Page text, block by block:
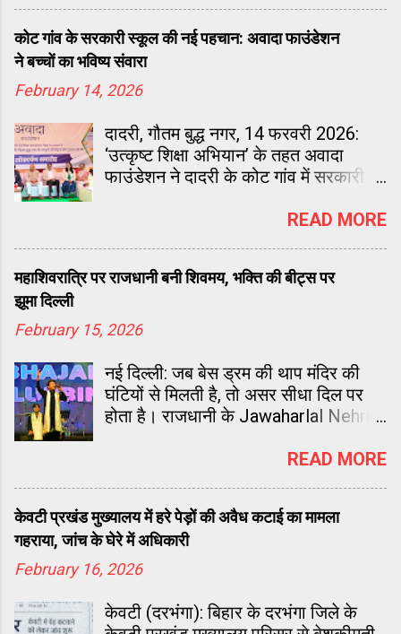
रिसर्च एंड स्टडीज के दीक्षांत समारोह में
केंद्रीय स्वास्थ्य
कोट गांव के सरकारी स्कूल की नई पहचान: अवादा फाउंडेशन
ने बच्चों का भविष्य संवारा
February 14, 2026
दादरी, गौतम बुद्ध नगर, 14 फरवरी 2026:
‘उत्कृष्ट शिक्षा अभियान’ के तहत अवादा
फाउंडेशन ने दादरी के कोट गांव में सरकारी
बुनियादी सुविधाओं को मजबूत कर आधुनिक
और प्रेरणादायक माहौल में पढ़ सकें।
READ MORE
महाशिवरात्रि पर राजधानी बनी शिवमय, भक्ति की बीट्स पर
झूमा दिल्ली
February 15, 2026
नई दिल्ली: जब बेस ड्रम की थाप मंदिर की
घंटियों से मिलती है, तो असर सीधा दिल पर
होता है। राजधानी के Jawaharlal Nehru
मिला। ‘बिगेस्ट महाशिवरात्रि भजन जैमिंग
धाम में बदल दिया।
READ MORE
केवटी प्रखंड मुख्यालय में हरे पेड़ों की अवैध कटाई का मामला
गहराया, जांच के घेरे में अधिकारी
February 16, 2026
केवटी (दरभंगा): बिहार के दरभंगा जिले के